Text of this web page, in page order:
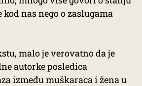
nas nego o zaslugama
malo je verovatno da je
autorke posledica
između muškaraca i žena u